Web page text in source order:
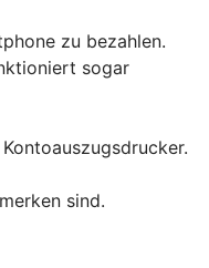
zu bezahlen.
sogar
sind.